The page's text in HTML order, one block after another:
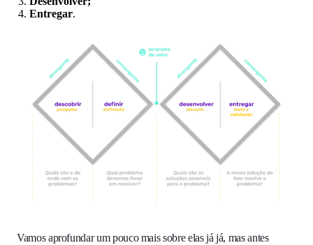
Entregar.
Vamos aprofundar um pouco mais sobre elas já já, mas antes